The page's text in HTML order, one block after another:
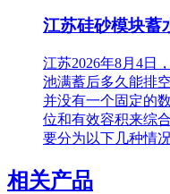
江苏硅砂模块蓄
江苏2026年8月4日
池满蓄后多久能排
并没有一个固定的
位和有效容积来综
要分为以下几种情况
相关产品